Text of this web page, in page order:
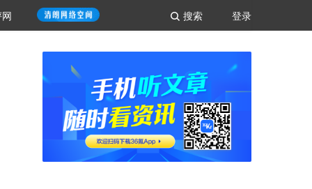
登录
搜索